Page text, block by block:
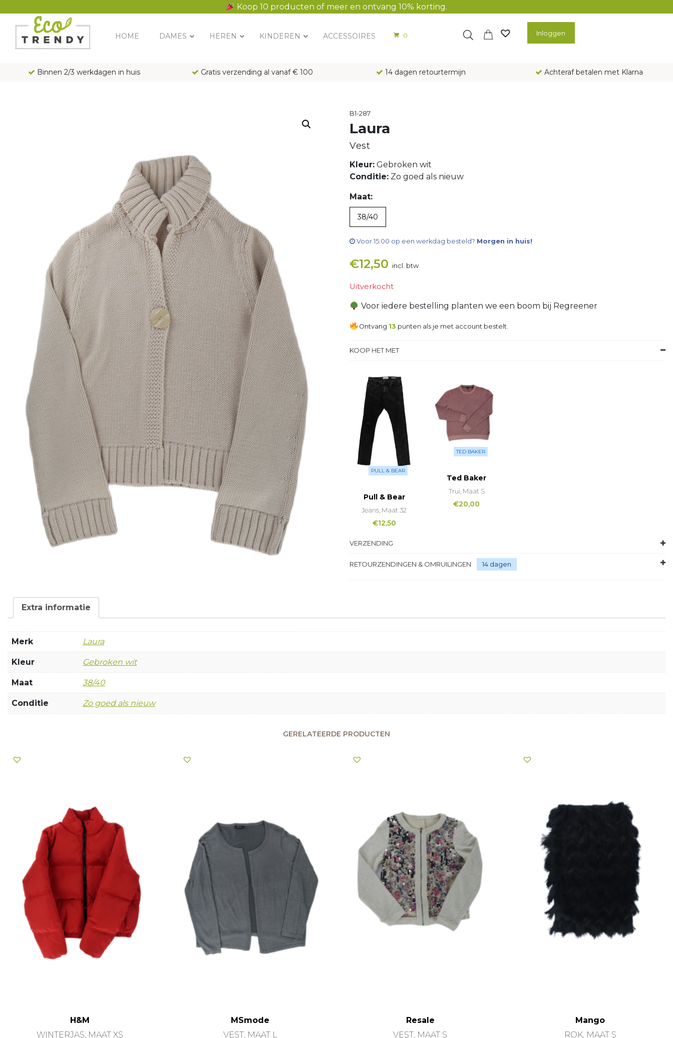
Koop 10 producten of meer en ontvang 10% korting.
Main Navigation
HOME DAMES HEREN KINDEREN ACCESSOIRES 0 Inloggen
Binnen 2/3 werkdagen in huis Gratis verzending al vanaf € 100 14 dagen retourtermijn Achteraf betalen met Klarna
B1-287
Laura
Vest
Kleur: Gebroken wit
Conditie: Zo goed als nieuw
Maat:
38/40
Voor 15:00 op een werkdag besteld? Morgen in huis!
€12,50 incl. btw
Uitverkocht
Voor iedere bestelling planten we een boom bij Regreener
Ontvang 13 punten als je met account bestelt.
KOOP HET MET
PULL & BEAR
Pull & Bear
Jeans, Maat 32
€12,50
TED BAKER
Ted Baker
Trui, Maat S
€20,00
VERZENDING
RETOURZENDINGEN & OMRUILINGEN 14 dagen
Extra informatie
Merk Laura
Kleur Gebroken wit
Maat 38/40
Conditie Zo goed als nieuw
GERELATEERDE PRODUCTEN
H&M
WINTERJAS, MAAT XS
MSmode
VEST, MAAT L
Resale
VEST, MAAT S
Mango
ROK, MAAT S